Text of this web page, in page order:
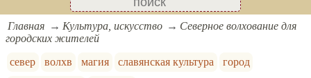
Главная Культура, искусство
Северное волхование для
городских жителей
север
волхв магия славянская культура
город